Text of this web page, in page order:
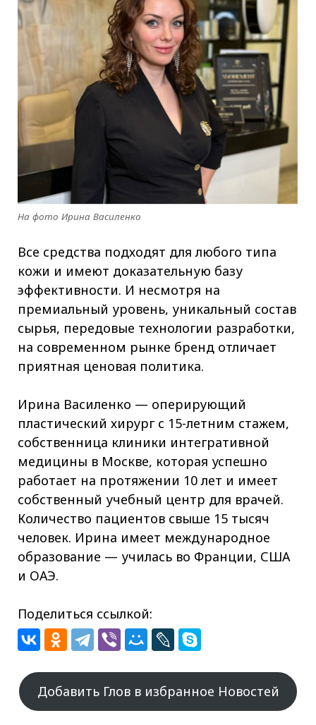
На фото Ирина Василенко
Все средства подходят для любого типа
кожи и имеют доказательную базу
эффективности. И несмотря на
премиальный уровень, уникальный состав
сырья, передовые технологии разработки,
на современном рынке бренд отличает
приятная ценовая политика.
Ирина Василенко — оперирующий
пластический хирург с 15-летним стажем,
собственница клиники интегративной
медицины в Москве, которая успешно
работает на протяжении 10 лет и имеет
собственный учебный центр для врачей.
Количество пациентов свыше 15 тысяч
человек. Ирина имеет международное
образование — училась во Франции, США
и ОАЭ.
Поделиться ссылкой:
Добавить Глов в избранное Новостей